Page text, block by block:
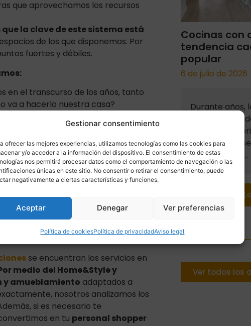
Gestionar consentimiento
ofrecer las mejores experiencias, utilizamos tecnologías como las cookies para
y/o acceder a la información del dispositivo. El consentimiento de estas
nos permitirá procesar datos como el comportamiento de navegación o las
únicas en este sitio. No consentir o retirar el consentimiento, puede
negativamente a ciertas características y funciones.
Aceptar Denegar Ver preferencias
Política de cookiesPolítica de privacidadAviso legal
que aprovechamos los recursos
la clave de este sistema está
de los que disponemos. Por
fuertes y débiles.
en el transcurso de los años, tanto
va a hacerlo nuestra casa?
también forma parte de un
utilizar martillos, podemos
en obras, pero sí darle un
servicio que te interesa.
nuevos por medio de la
no siempre tiene que ir ligada
entra la reutilización de los
el
se encuentran los servicios en
medio del Home&Style y
y amueblamiento adaptados a
nosotros analizamos los
si es necesario te
en tu personal shopper
Cocinas con
tendencia
popular
6 de julio de 2026
Durante años,
al salón han
opciones
del hogar. La
la entrada de…
Ver todos los